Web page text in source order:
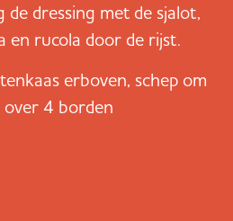
de dressing met de sjalot,
en rucola door de rijst.
erboven, schep om
over 4 borden